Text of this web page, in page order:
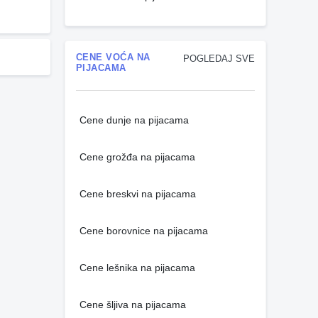
POGLEDAJ SVE
CENE VOĆA NA
PIJACAMA
Cene dunje na pijacama
Cene grožđa na pijacama
Cene breskvi na pijacama
Cene borovnice na pijacama
Cene lešnika na pijacama
Cene šljiva na pijacama